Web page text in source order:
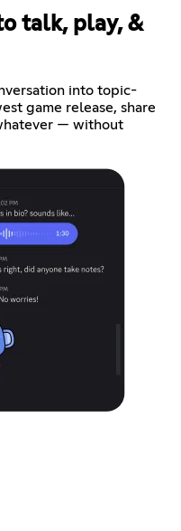
talk, play, &
into topic-
game release, share
— without